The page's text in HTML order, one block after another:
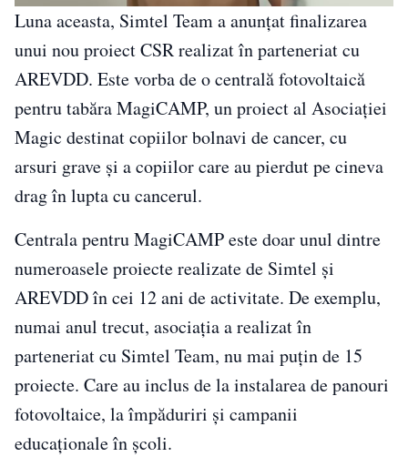
Luna aceasta, Simtel Team a anunțat finalizarea
unui nou proiect CSR realizat în parteneriat cu
AREVDD. Este vorba de o centrală fotovoltaică
pentru tabăra MagiCAMP, un proiect al Asociației
Magic destinat copiilor bolnavi de cancer, cu
arsuri grave și a copiilor care au pierdut pe cineva
drag în lupta cu cancerul.
Centrala pentru MagiCAMP este doar unul dintre
numeroasele proiecte realizate de Simtel și
AREVDD în cei 12 ani de activitate. De exemplu,
numai anul trecut, asociația a realizat în
parteneriat cu Simtel Team, nu mai puțin de 15
proiecte. Care au inclus de la instalarea de panouri
fotovoltaice, la împăduriri și campanii
educaționale în școli.